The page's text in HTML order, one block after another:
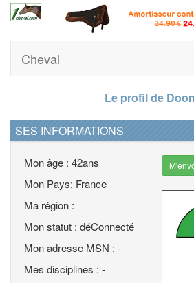
Cheval
Le profil de
SES INFORMATIONS
Mon âge : 42ans
Mon Pays: France
Ma région :
Mon statut : déConnecté
Mon adresse MSN : -
Mes disciplines : -